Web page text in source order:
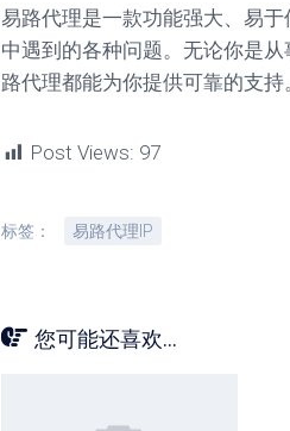
易路代理是一款功能强大、易
中遇到的各种问题。无论你是
路代理都能为你提供可靠的支持
Post Views: 97
标签： 易路代理IP
您可能还喜欢...